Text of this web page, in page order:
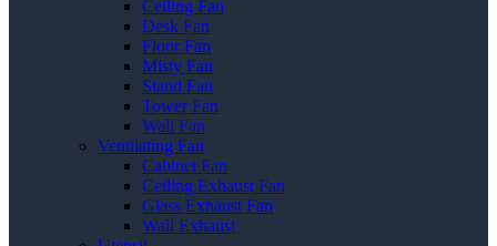
Ceiling Fan
Desk Fan
Floor Fan
Misty Fan
Stand Fan
Tower Fan
Wall Fan
Ventilating Fan
Cabinet Fan
Ceiling Exhaust Fan
Glass Exhaust Fan
Wall Exhaust